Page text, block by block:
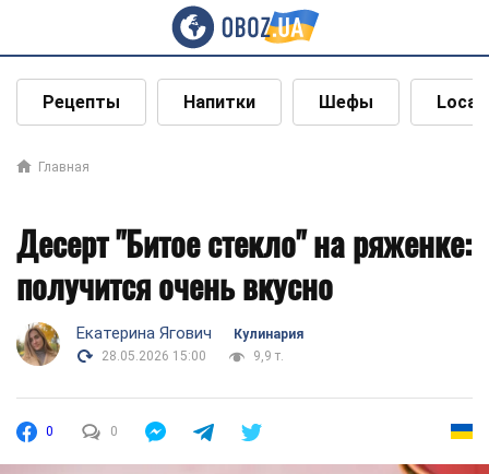
Рецепты Напитки Шефы Local
Главная
Десерт "Битое стекло" на ряженке:
получится очень вкусно
Екатерина Ягович
Кулинария
28.05.2026 15:00
9,9 т.
0 0